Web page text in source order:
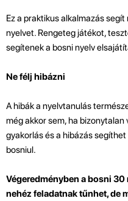
Ez a praktikus alkalmazás
nyelvet. Rengeteg játékot,
segítenek a bosni nyelv
Ne félj hibázni
A hibák a nyelvtanulás
még akkor sem, ha bizonytalan
gyakorlás és a hibázás
bosniul.
Végeredményben a bosni
nehéz feladatnak tűnhet, de